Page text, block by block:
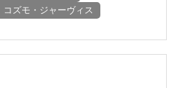
コズモ・ジャーヴィス